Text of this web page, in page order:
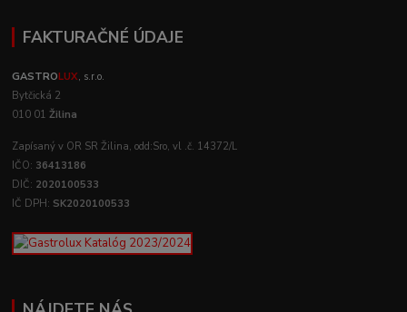
FAKTURAČNÉ ÚDAJE
GASTROLUX, s.r.o.
Bytčická 2
010 01Žilina
Zapísaný v OR SR Žilina, odd:Sro, vl .č. 14372/L
IČO: 36413186
DIČ: 2020100533
IČ DPH: SK2020100533